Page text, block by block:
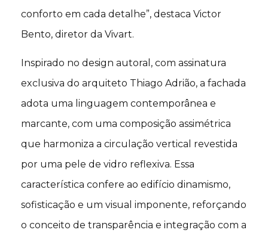
conforto em cada detalhe”, destaca Victor
Bento, diretor da Vivart.
Inspirado no design autoral, com assinatura
exclusiva do arquiteto Thiago Adrião, a fachada
adota uma linguagem contemporânea e
marcante, com uma composição assimétrica
que harmoniza a circulação vertical revestida
por uma pele de vidro reflexiva. Essa
característica confere ao edifício dinamismo,
sofisticação e um visual imponente, reforçando
o conceito de transparência e integração com a